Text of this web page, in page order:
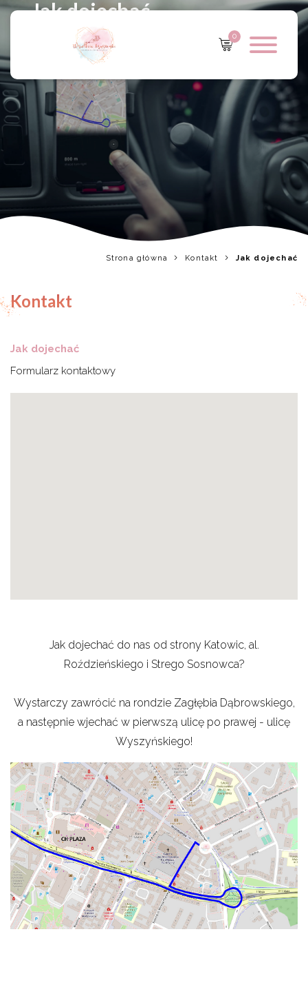
0
Jak dojechać
Strona główna Kontakt Jak dojechać
Kontakt
Jak dojechać
Formularz kontaktowy
Jak dojechać do nas od strony Katowic, al.
Roździeńskiego i Strego Sosnowca?
Wystarczy zawrócić na rondzie Zagłębia Dąbrowskiego,
a następnie wjechać w pierwszą ulicę po prawej - ulicę
Wyszyńskiego!